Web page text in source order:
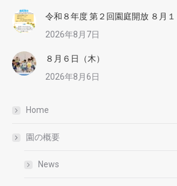
令和８年度 第２回園庭開放 ８月
2026年8月7日
８月６日（木）
2026年8月6日
Home
園の概要
News